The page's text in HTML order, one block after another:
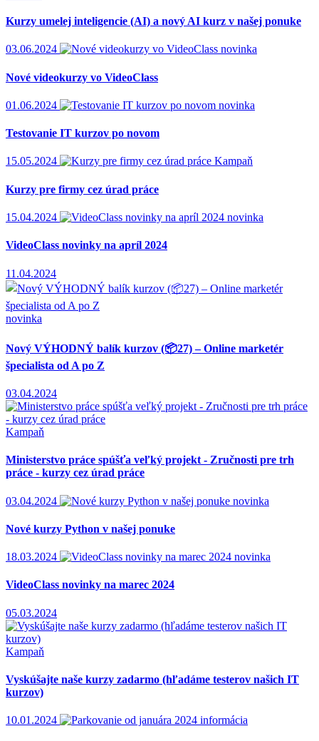
Kurzy umelej inteligencie (AI) a nový AI kurz v našej ponuke
03.06.2024 novinka
Nové videokurzy vo VideoClass
01.06.2024 novinka
Testovanie IT kurzov po novom
15.05.2024 Kampaň
Kurzy pre firmy cez úrad práce
15.04.2024 novinka
VideoClass novinky na apríl 2024
11.04.2024
novinka
Nový VÝHODNÝ balík kurzov (📦27) – Online marketér
špecialista od A po Z
03.04.2024
Kampaň
Ministerstvo práce spúšťa veľký projekt - Zručnosti pre trh
práce - kurzy cez úrad práce
03.04.2024 novinka
Nové kurzy Python v našej ponuke
18.03.2024 novinka
VideoClass novinky na marec 2024
05.03.2024
Kampaň
Vyskúšajte naše kurzy zadarmo (hľadáme testerov našich IT
kurzov)
10.01.2024 informácia